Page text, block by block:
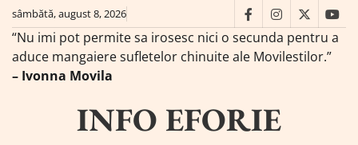
Skip
content
sâmbătă, august 8, 2026 facebookinstagram
twitter
“Nu imi pot permite sa irosesc nici o secunda pentru a
aduce mangaiere sufletelor chinuite ale Movilestilor.”
– Ivonna Movila
INFO EFORIE